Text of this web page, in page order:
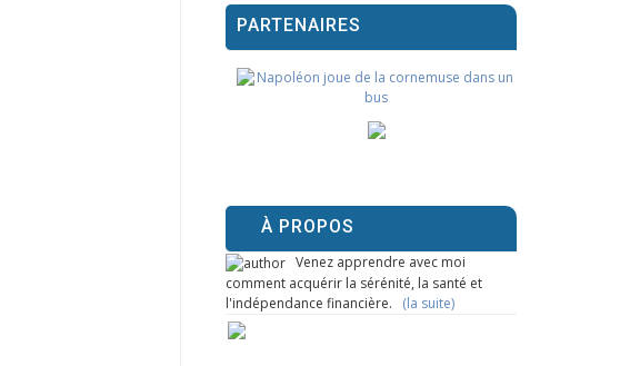
PARTENAIRES
À PROPOS
Venez apprendre avec moi
comment acquérir la sérénité, la santé et
l'indépendance financière. (la suite)